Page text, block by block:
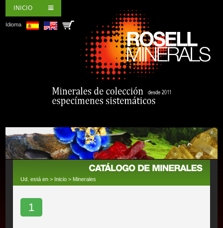
INICIO
Idioma
Ud. está en > Inicio > Minerales
1